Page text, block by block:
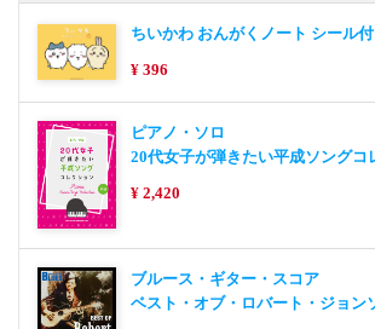
ちいかわ おんがくノート シール付
¥ 396
ピアノ・ソロ
20代女子が弾きたい平成ソングコ
¥ 2,420
ブルース・ギター・スコア
ベスト・オブ・ロバート・ジョン